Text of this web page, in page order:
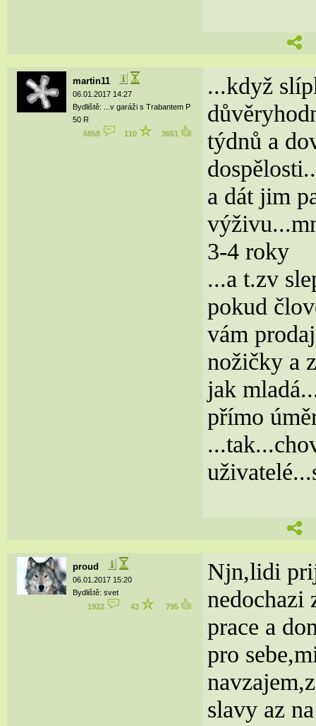
martin11
06.01.2017 14:27
Bydliště: ...v garáži s Trabantem P
50 R
6858
110 3651
...když
týdnů a
a dát jim
3-4 roky
...a t.zv
pokud
vám
nožičky a
jak
přímo
proud
06.01.2017 15:20
Bydliště: svet
1922
43 795
Njn,lidi
nedochazi
prace a
pro
slavy az